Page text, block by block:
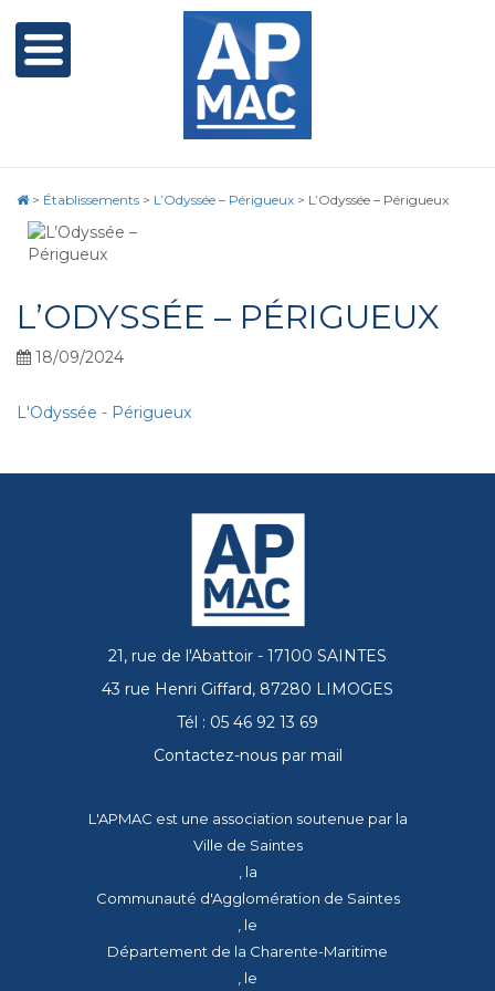
> Établissements > L’Odyssée – Périgueux > L’Odyssée – Périgueux
L’ODYSSÉE – PÉRIGUEUX
18/09/2024
L'Odyssée - Périgueux
21, rue de l'Abattoir - 17100 SAINTES
43 rue Henri Giffard, 87280 LIMOGES
Tél : 05 46 92 13 69
Contactez-nous par mail
L'APMAC est une association soutenue par la
Ville de Saintes
, la
Communauté d'Agglomération de Saintes
, le
Département de la Charente-Maritime
, le